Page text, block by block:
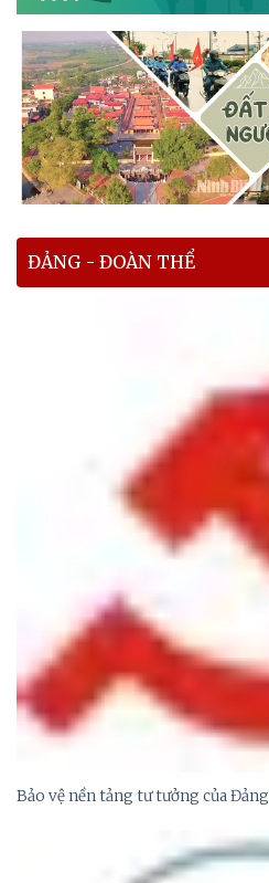
ĐẢNG - ĐOÀN THỂ
Bảo vệ nền tảng tư tưởng của Đảng